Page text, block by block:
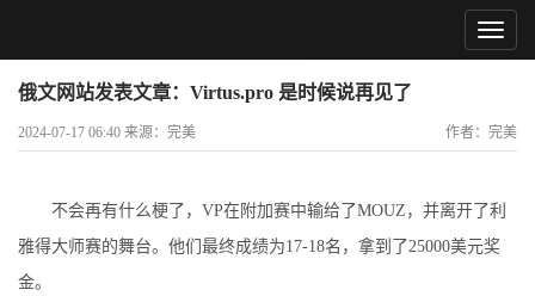
俄文网站发表文章：Virtus.pro 是时候说再见了
2024-07-17 06:40 来源：完美 作者：完美
不会再有什么梗了，VP在附加赛中输给了MOUZ，并离开了利
雅得大师赛的舞台。他们最终成绩为17-18名，拿到了25000美元奖
金。